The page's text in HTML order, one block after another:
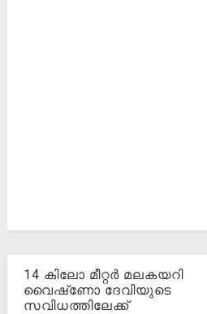
14 കിലോ മീറ്റര്‍ മലകയറി
വൈഷ്‌ണോ ദേവിയുടെ
സവിധത്തിലേക്ക്